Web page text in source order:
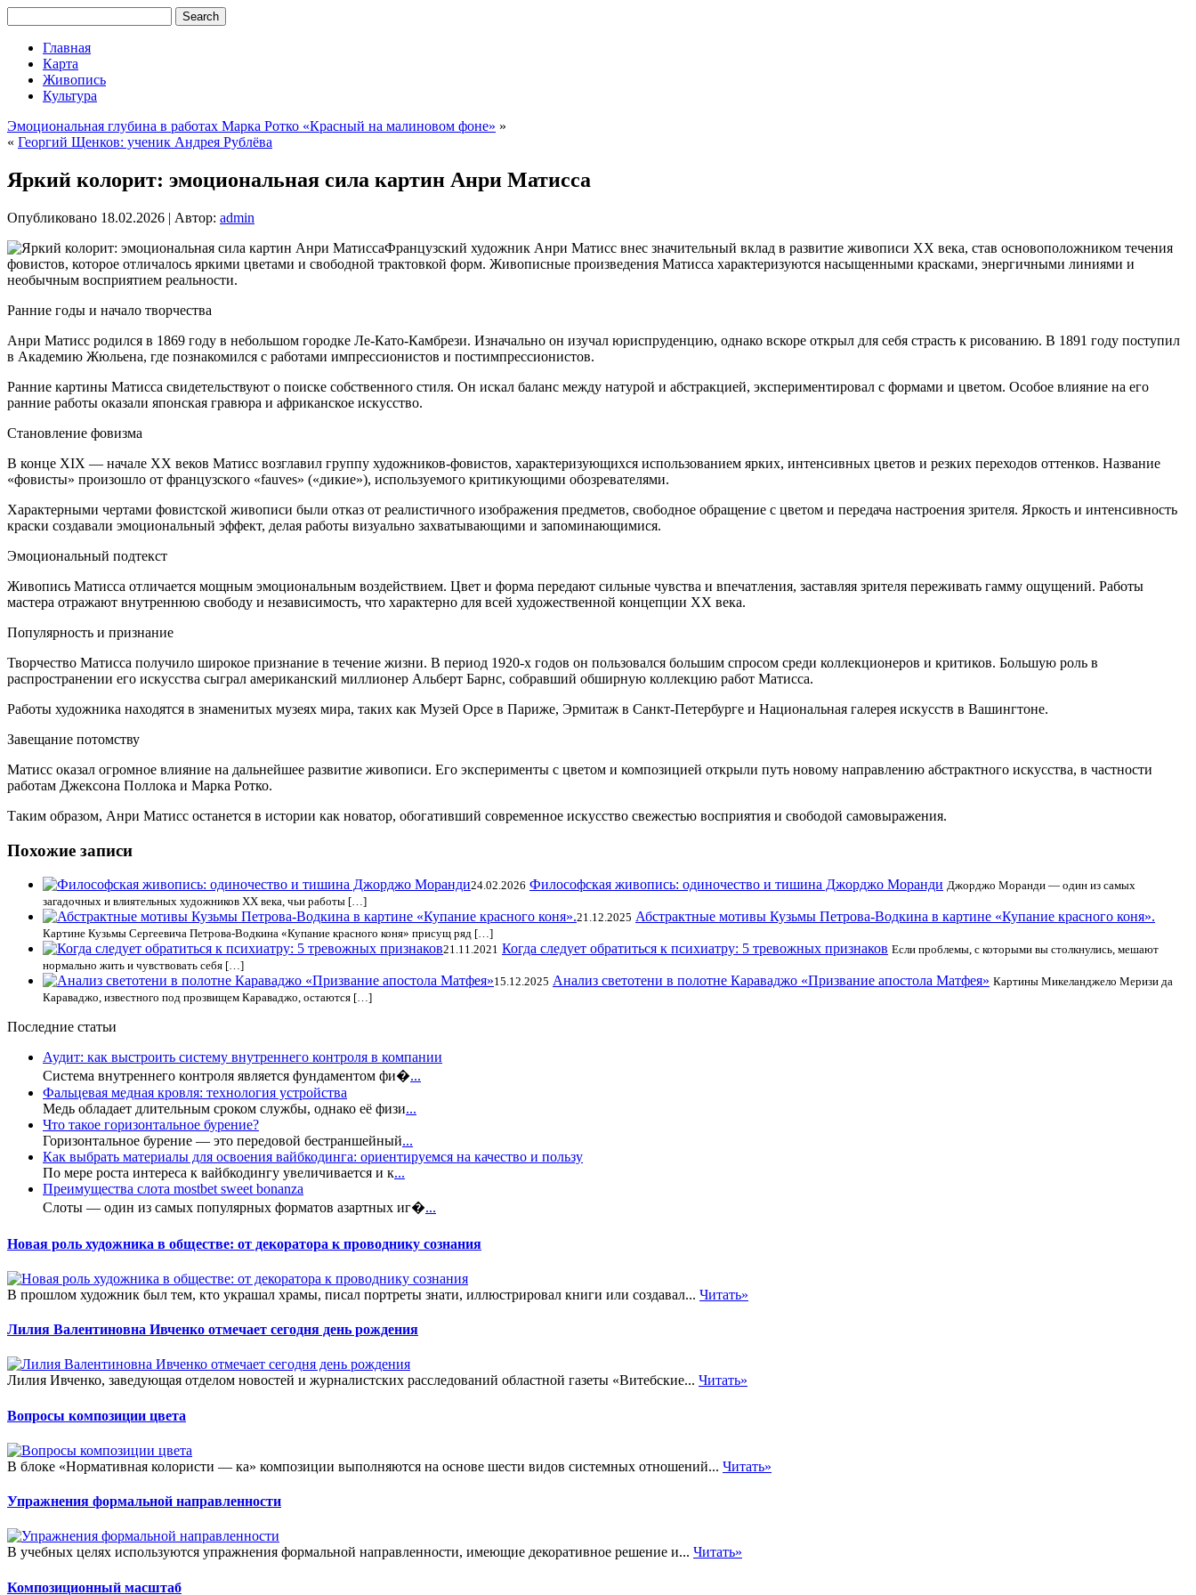
Главная
Карта
Живопись
Культура
Эмоциональная глубина в работах Марка Ротко «Красный на малиновом фоне» »
« Георгий Щенков: ученик Андрея Рублёва
Яркий колорит: эмоциональная сила картин Анри Матисса
Опубликовано 18.02.2026 | Автор: admin
Французский художник Анри Матисс внес значительный вклад в развитие живописи XX века, став основоположником течения
фовистов, которое отличалось яркими цветами и свободной трактовкой форм. Живописные произведения Матисса характеризуются насыщенными красками, энергичными линиями и
необычным восприятием реальности.
Ранние годы и начало творчества
Анри Матисс родился в 1869 году в небольшом городке Ле-Като-Камбрези. Изначально он изучал юриспруденцию, однако вскоре открыл для себя страсть к рисованию. В 1891 году поступил
в Академию Жюльена, где познакомился с работами импрессионистов и постимпрессионистов.
Ранние картины Матисса свидетельствуют о поиске собственного стиля. Он искал баланс между натурой и абстракцией, экспериментировал с формами и цветом. Особое влияние на его
ранние работы оказали японская гравюра и африканское искусство.
Становление фовизма
В конце XIX — начале XX веков Матисс возглавил группу художников-фовистов, характеризующихся использованием ярких, интенсивных цветов и резких переходов оттенков. Название
«фовисты» произошло от французского «fauves» («дикие»), используемого критикующими обозревателями.
Характерными чертами фовистской живописи были отказ от реалистичного изображения предметов, свободное обращение с цветом и передача настроения зрителя. Яркость и интенсивность
краски создавали эмоциональный эффект, делая работы визуально захватывающими и запоминающимися.
Эмоциональный подтекст
Живопись Матисса отличается мощным эмоциональным воздействием. Цвет и форма передают сильные чувства и впечатления, заставляя зрителя переживать гамму ощущений. Работы
мастера отражают внутреннюю свободу и независимость, что характерно для всей художественной концепции XX века.
Популярность и признание
Творчество Матисса получило широкое признание в течение жизни. В период 1920-х годов он пользовался большим спросом среди коллекционеров и критиков. Большую роль в
распространении его искусства сыграл американский миллионер Альберт Барнс, собравший обширную коллекцию работ Матисса.
Работы художника находятся в знаменитых музеях мира, таких как Музей Орсе в Париже, Эрмитаж в Санкт-Петербурге и Национальная галерея искусств в Вашингтоне.
Завещание потомству
Матисс оказал огромное влияние на дальнейшее развитие живописи. Его эксперименты с цветом и композицией открыли путь новому направлению абстрактного искусства, в частности
работам Джексона Поллока и Марка Ротко.
Таким образом, Анри Матисс останется в истории как новатор, обогативший современное искусство свежестью восприятия и свободой самовыражения.
Похожие записи
24.02.2026 Философская живопись: одиночество и тишина Джорджо Моранди Джорджо Моранди — один из самых
загадочных и влиятельных художников XX века, чьи работы […]
21.12.2025 Абстрактные мотивы Кузьмы Петрова-Водкина в картине «Купание красного коня».
Картине Кузьмы Сергеевича Петрова-Водкина «Купание красного коня» присущ ряд […]
21.11.2021 Когда следует обратиться к психиатру: 5 тревожных признаков Если проблемы, с которыми вы столкнулись, мешают
нормально жить и чувствовать себя […]
15.12.2025 Анализ светотени в полотне Караваджо «Призвание апостола Матфея» Картины Микеланджело Меризи да
Караваджо, известного под прозвищем Караваджо, остаются […]
Последние статьи
Аудит: как выстроить систему внутреннего контроля в компании
Система внутреннего контроля является фундаментом фи�...
Фальцевая медная кровля: технология устройства
Медь обладает длительным сроком службы, однако её физи...
Что такое горизонтальное бурение?
Горизонтальное бурение — это передовой бестраншейный...
Как выбрать материалы для освоения вайбкодинга: ориентируемся на качество и пользу
По мере роста интереса к вайбкодингу увеличивается и к...
Преимущества слота mostbet sweet bonanza
Слоты — один из самых популярных форматов азартных иг�...
Новая роль художника в обществе: от декоратора к проводнику сознания
В прошлом художник был тем, кто украшал храмы, писал портреты знати, иллюстрировал книги или создавал... Читать»
Лилия Валентиновна Ивченко отмечает сегодня день рождения
Лилия Ивченко, заведующая отделом новостей и журналистских расследований областной газеты «Витебские... Читать»
Вопросы композиции цвета
В блоке «Нормативная колористи — ка» композиции выполняются на основе шести видов системных отношений... Читать»
Упражнения формальной направленности
В учебных целях используются упражнения формальной направленности, имеющие декоративное решение и... Читать»
Композиционный масштаб